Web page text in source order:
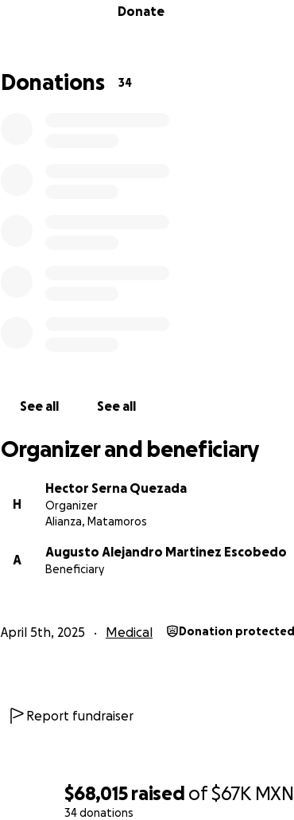
$68,015 raised of$67K MXN
34 donations
Donate
Donations 34
See all See all
Organizer and beneficiary
H
Hector Serna Quezada
Organizer
Alianza, Matamoros
A
Augusto Alejandro Martinez Escobedo
Beneficiary
April 5th, 2025 Medical Donation protected
Report fundraiser